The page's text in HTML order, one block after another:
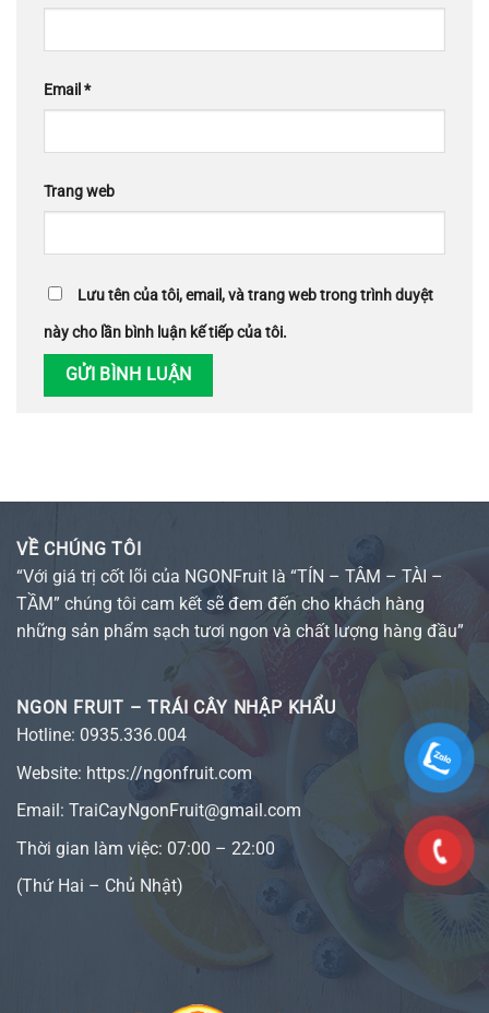
Email *
Trang web
Lưu tên của tôi, email, và trang web trong trình duyệt
này cho lần bình luận kế tiếp của tôi.
VỀ CHÚNG TÔI
“Với giá trị cốt lõi của NGONFruit là “TÍN – TÂM – TÀI –
TẦM” chúng tôi cam kết sẽ đem đến cho khách hàng
những sản phẩm sạch tươi ngon và chất lượng hàng đầu”
NGON FRUIT – TRÁI CÂY NHẬP KHẨU
Hotline: 0935.336.004
Website: https://ngonfruit.com
Email: TraiCayNgonFruit@gmail.com
Thời gian làm việc: 07:00 – 22:00
(Thứ Hai – Chủ Nhật)